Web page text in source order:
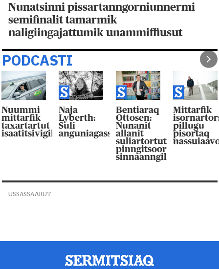
Nunatsinni pissartanngorniunnermi
semifinalit tamarmik
naligiingajattumik unammiffiusut
PODCASTI
Nuummi
mittarfik
taxartartut
isaatitsivigilluarpaat
Naja
Lyberth:
Suli
anguniagassaqaqaagut
Bentiaraq
Ottosen:
Nunanit
allanit
suliartortut
pinngitsoor-
Mittarfik
pillugu
pisortaq
USSASSAARUT